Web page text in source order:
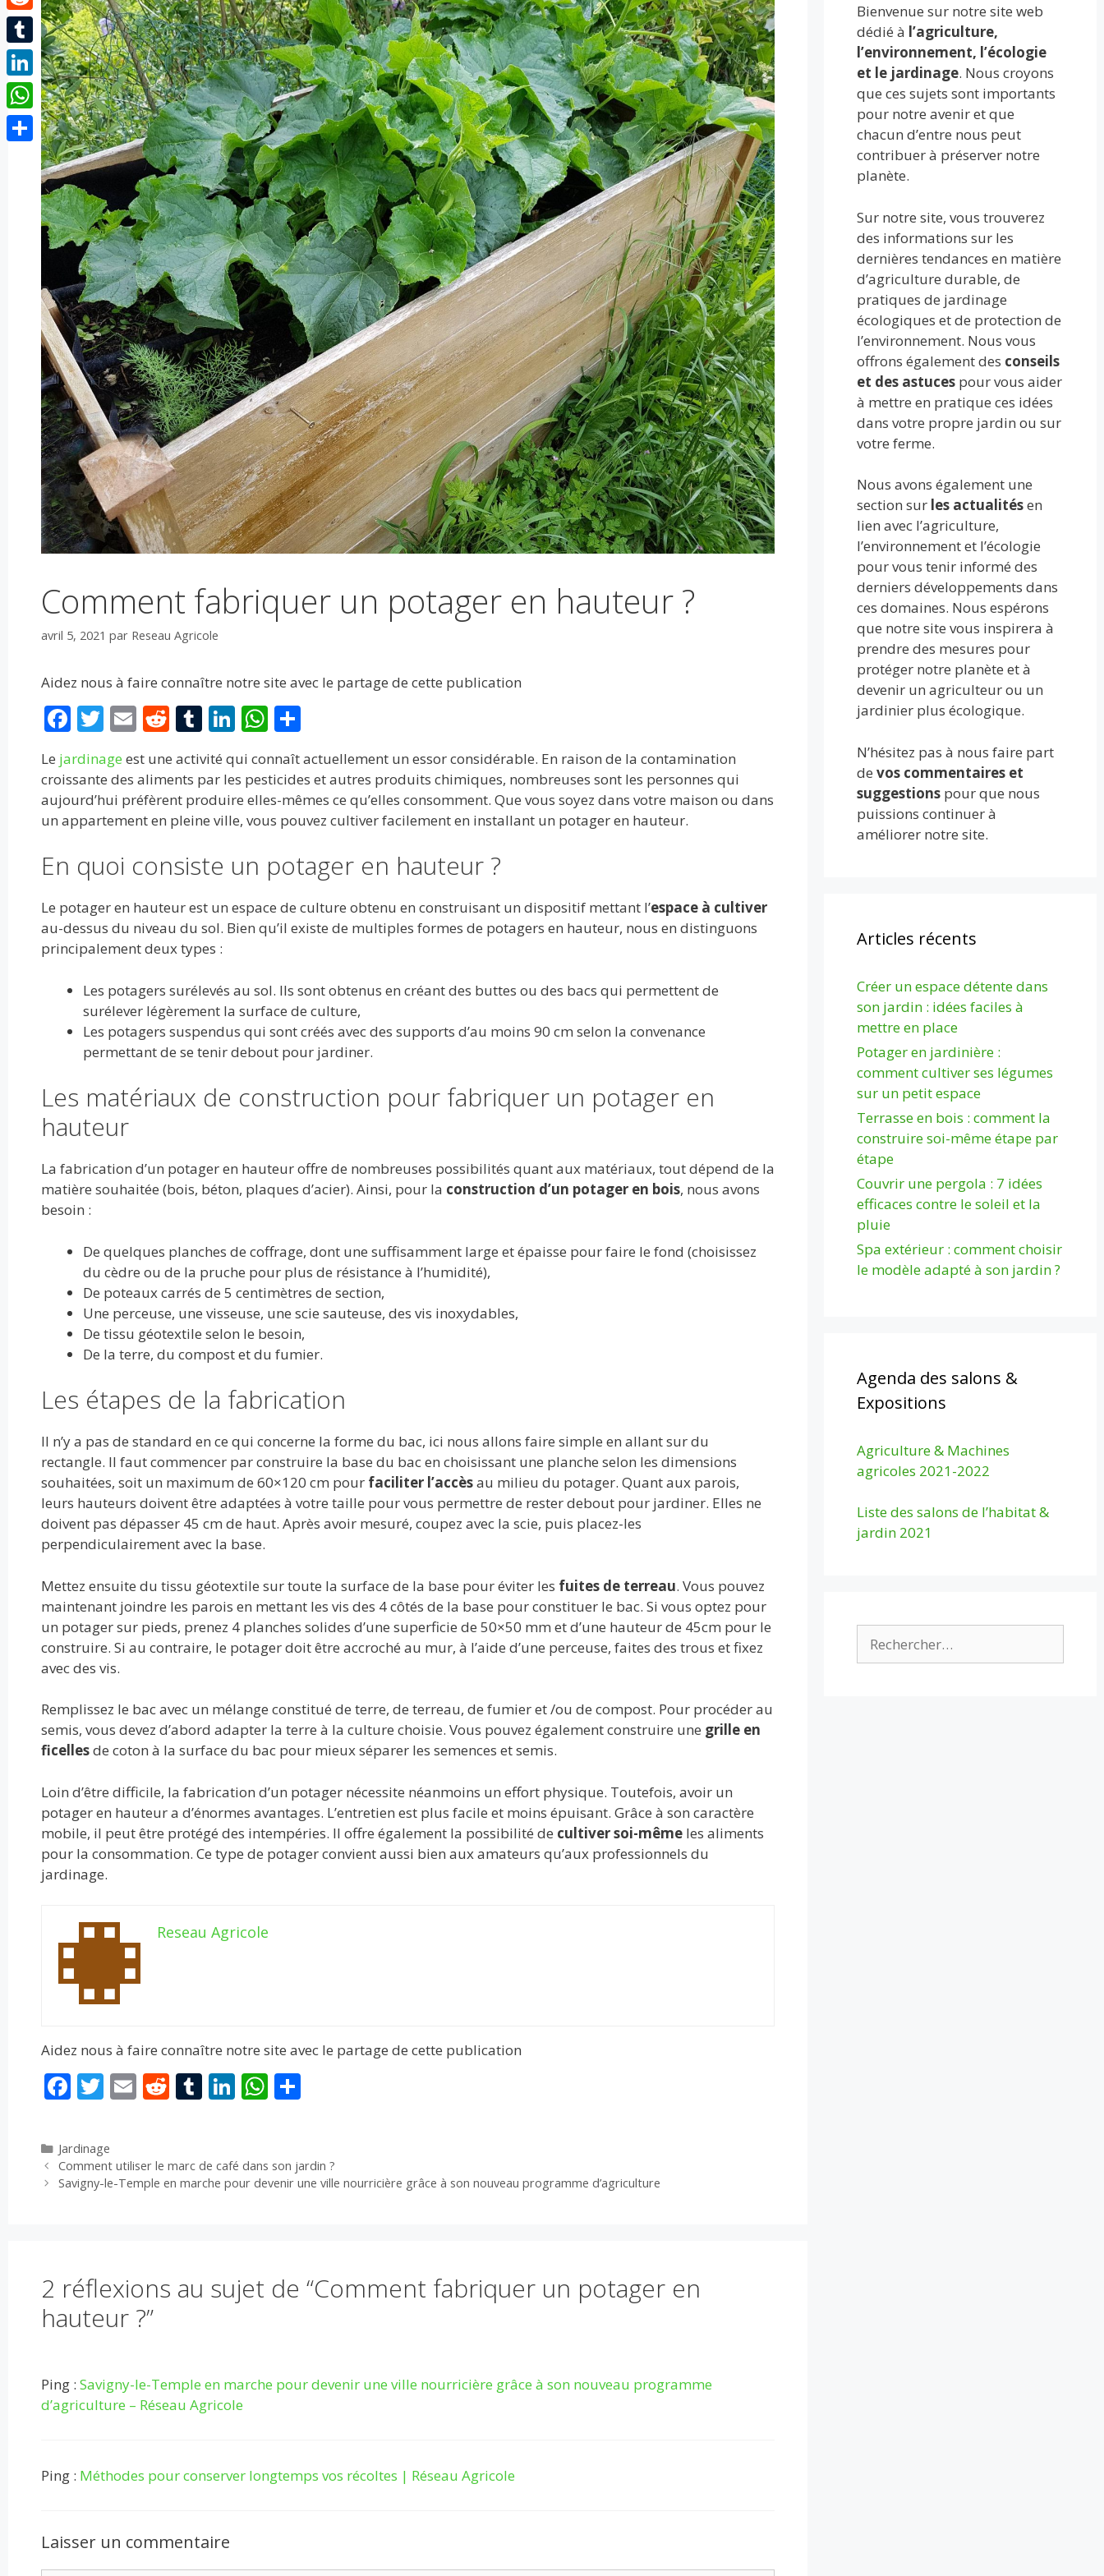
Comment fabriquer un potager en hauteur ?
avril 5, 2021 par Reseau Agricole
Aidez nous à faire connaître notre site avec le partage de cette publication
F
ac
e
b
o
k
T
itt
er
E
ai
l
R
d
di
t
T
u
m
bl
r
Li
n
k
e
dI
W
at
s
A
p
P
ta
g
er
Le jardinage est une activité qui connaît actuellement un essor considérable. En raison de la contamination
croissante des aliments par les pesticides et autres produits chimiques, nombreuses sont les personnes qui
aujourd’hui préfèrent produire elles-mêmes ce qu’elles consomment. Que vous soyez dans votre maison ou dans
un appartement en pleine ville, vous pouvez cultiver facilement en installant un potager en hauteur.
En quoi consiste un potager en hauteur ?
Le potager en hauteur est un espace de culture obtenu en construisant un dispositif mettant l’espace à cultiver
au-dessus du niveau du sol. Bien qu’il existe de multiples formes de potagers en hauteur, nous en distinguons
principalement deux types :
Les potagers surélevés au sol. Ils sont obtenus en créant des buttes ou des bacs qui permettent de
surélever légèrement la surface de culture,
Les potagers suspendus qui sont créés avec des supports d’au moins 90 cm selon la convenance
permettant de se tenir debout pour jardiner.
Les matériaux de construction pour fabriquer un potager en
hauteur
La fabrication d’un potager en hauteur offre de nombreuses possibilités quant aux matériaux, tout dépend de la
matière souhaitée (bois, béton, plaques d’acier). Ainsi, pour la construction d’un potager en bois, nous avons
besoin :
De quelques planches de coffrage, dont une suffisamment large et épaisse pour faire le fond (choisissez
du cèdre ou de la pruche pour plus de résistance à l’humidité),
De poteaux carrés de 5 centimètres de section,
Une perceuse, une visseuse, une scie sauteuse, des vis inoxydables,
De tissu géotextile selon le besoin,
De la terre, du compost et du fumier.
Les étapes de la fabrication
Il n’y a pas de standard en ce qui concerne la forme du bac, ici nous allons faire simple en allant sur du
rectangle. Il faut commencer par construire la base du bac en choisissant une planche selon les dimensions
souhaitées, soit un maximum de 60×120 cm pour faciliter l’accèsau milieu du potager. Quant aux parois,
leurs hauteurs doivent être adaptées à votre taille pour vous permettre de rester debout pour jardiner. Elles ne
doivent pas dépasser 45 cm de haut. Après avoir mesuré, coupez avec la scie, puis placez-les
perpendiculairement avec la base.
Mettez ensuite du tissu géotextile sur toute la surface de la base pour éviter les fuites de terreau. Vous pouvez
maintenant joindre les parois en mettant les vis des 4 côtés de la base pour constituer le bac. Si vous optez pour
un potager sur pieds, prenez 4 planches solides d’une superficie de 50×50 mm et d’une hauteur de 45cm pour le
construire. Si au contraire, le potager doit être accroché au mur, à l’aide d’une perceuse, faites des trous et fixez
avec des vis.
Remplissez le bac avec un mélange constitué de terre, de terreau, de fumier et /ou de compost. Pour procéder au
semis, vous devez d’abord adapter la terre à la culture choisie. Vous pouvez également construire une grille en
ficellesde coton à la surface du bac pour mieux séparer les semences et semis.
Loin d’être difficile, la fabrication d’un potager nécessite néanmoins un effort physique. Toutefois, avoir un
potager en hauteur a d’énormes avantages. L’entretien est plus facile et moins épuisant. Grâce à son caractère
mobile, il peut être protégé des intempéries. Il offre également la possibilité de cultiver soi-mêmeles aliments
pour la consommation. Ce type de potager convient aussi bien aux amateurs qu’aux professionnels du
jardinage.
Reseau Agricole
Aidez nous à faire connaître notre site avec le partage de cette publication
F
e
b
o
T
itt
er
E
l
R
di
t
T
bl
r
Li
e
dI
W
s
A
P
g
er
Catégories
Jardinage
Comment utiliser le marc de café dans son jardin ?
Savigny-le-Temple en marche pour devenir une ville nourricière grâce à son nouveau programme d’agriculture
2 réflexions au sujet de “Comment fabriquer un potager en
hauteur ?”
Ping : Savigny-le-Temple en marche pour devenir une ville nourricière grâce à son nouveau programme
d’agriculture – Réseau Agricole
Ping : Méthodes pour conserver longtemps vos récoltes | Réseau Agricole
Laisser un commentaire
Bienvenue sur notre site web
dédié à l’agriculture,
l’environnement, l’écologie
et le jardinage. Nous croyons
que ces sujets sont importants
pour notre avenir et que
chacun d’entre nous peut
contribuer à préserver notre
planète.
Sur notre site, vous trouverez
des informations sur les
dernières tendances en matière
d’agriculture durable, de
pratiques de jardinage
écologiques et de protection de
l’environnement. Nous vous
offrons également des conseils
et des astuces pour vous aider
à mettre en pratique ces idées
dans votre propre jardin ou sur
votre ferme.
Nous avons également une
section sur les actualitésen
lien avec l’agriculture,
l’environnement et l’écologie
pour vous tenir informé des
derniers développements dans
ces domaines. Nous espérons
que notre site vous inspirera à
prendre des mesures pour
protéger notre planète et à
devenir un agriculteur ou un
jardinier plus écologique.
N’hésitez pas à nous faire part
devos commentaires et
suggestions pour que nous
puissions continuer à
améliorer notre site.
Articles récents
Créer un espace détente dans
son jardin : idées faciles à
mettre en place
Potager en jardinière :
comment cultiver ses légumes
sur un petit espace
Terrasse en bois : comment la
construire soi-même étape par
étape
Couvrir une pergola : 7 idées
efficaces contre le soleil et la
pluie
Spa extérieur : comment choisir
le modèle adapté à son jardin ?
Agenda des salons &
Expositions
Agriculture & Machines
agricoles 2021-2022
Liste des salons de l’habitat &
jardin 2021
Reddit
Tumblr
LinkedIn
WhatsApp
Partager